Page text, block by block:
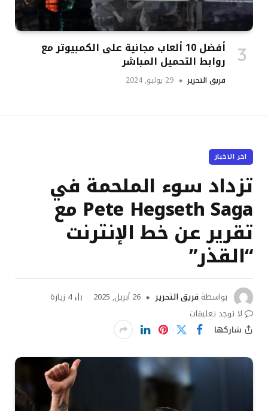
أفضل 10 ألعاب مجانية على الكمبيوتر مع
روابط التحميل المباشر
فريق التحرير 29 يوليو, 2024
اخر الاخبار
تزداد سوء الملحمة في
Pete Hegseth Saga مع
تقرير عن خط الإنترنت
“القذر”
بواسطة فريق التحرير 26 أبريل, 2025 4 زيارة
لا توجد تعليقات
شاركها